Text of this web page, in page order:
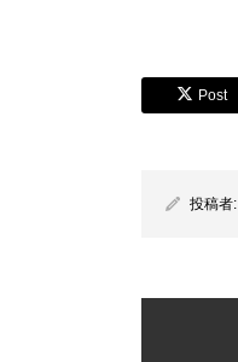
Post
投稿者: